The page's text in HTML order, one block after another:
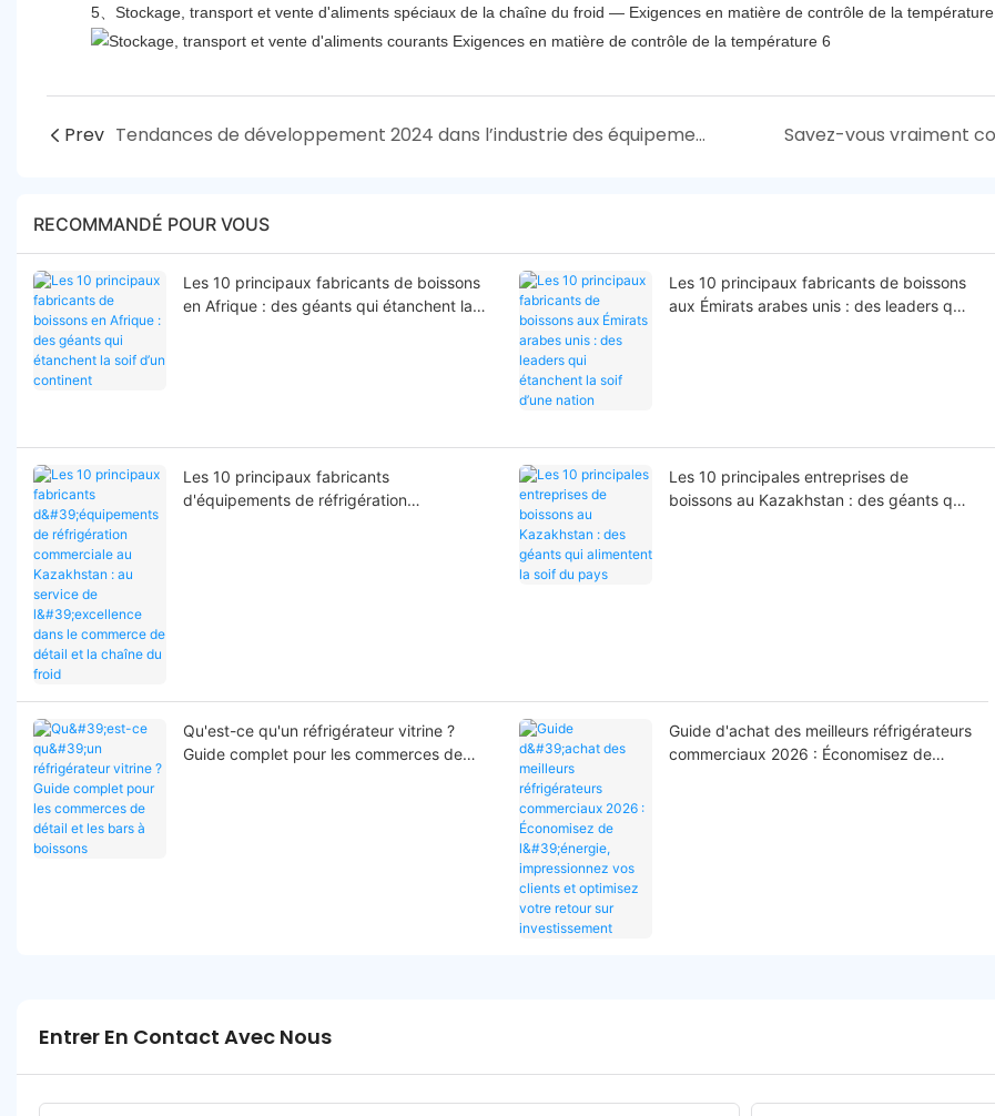
5、Stockage, transport et vente d'aliments spéciaux de la chaîne du froid — Exigences en matière de contrôle de la température
Prev Tendances de développement 2024 dans l’industrie des équipements de réfrigération
RECOMMANDÉ POUR VOUS
Les 10 principaux fabricants de boissons
en Afrique : des géants qui étanchent la
Les 10 principaux fabricants de boissons
aux Émirats arabes unis : des leaders qui
Les 10 principaux fabricants
d'équipements de réfrigération
Les 10 principales entreprises de
boissons au Kazakhstan : des géants qui
Qu'est-ce qu'un réfrigérateur vitrine ?
Guide complet pour les commerces de
Guide d'achat des meilleurs réfrigérateurs
commerciaux 2026 : Économisez de
Entrer En Contact Avec Nous